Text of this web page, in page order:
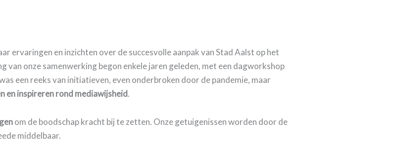
ervaringen en inzichten over de succesvolle aanpak van Stad Aalst op het
van onze samenwerking begon enkele jaren geleden, met een dagworkshop
een reeks van initiatieven, even onderbroken door de pandemie, maar
en inspireren rond mediawijsheid.
om de boodschap kracht bij te zetten. Onze getuigenissen worden door de
middelbaar.